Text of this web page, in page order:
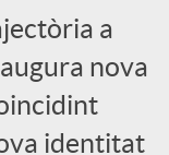
a
nova
identitat